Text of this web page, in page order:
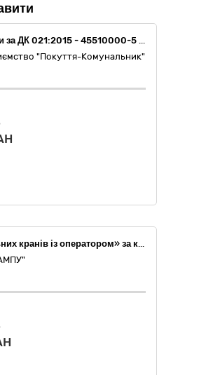
Послуги автовишки за ДК 021:2015 - 45510000-5 Прокат підіймальних кранів із оператором
"Покуття-Комунальник"
«Прокат підіймальних кранів із оператором» за кодом ДК 021:2015 45510000-5 (Прокат техніки з оператором)